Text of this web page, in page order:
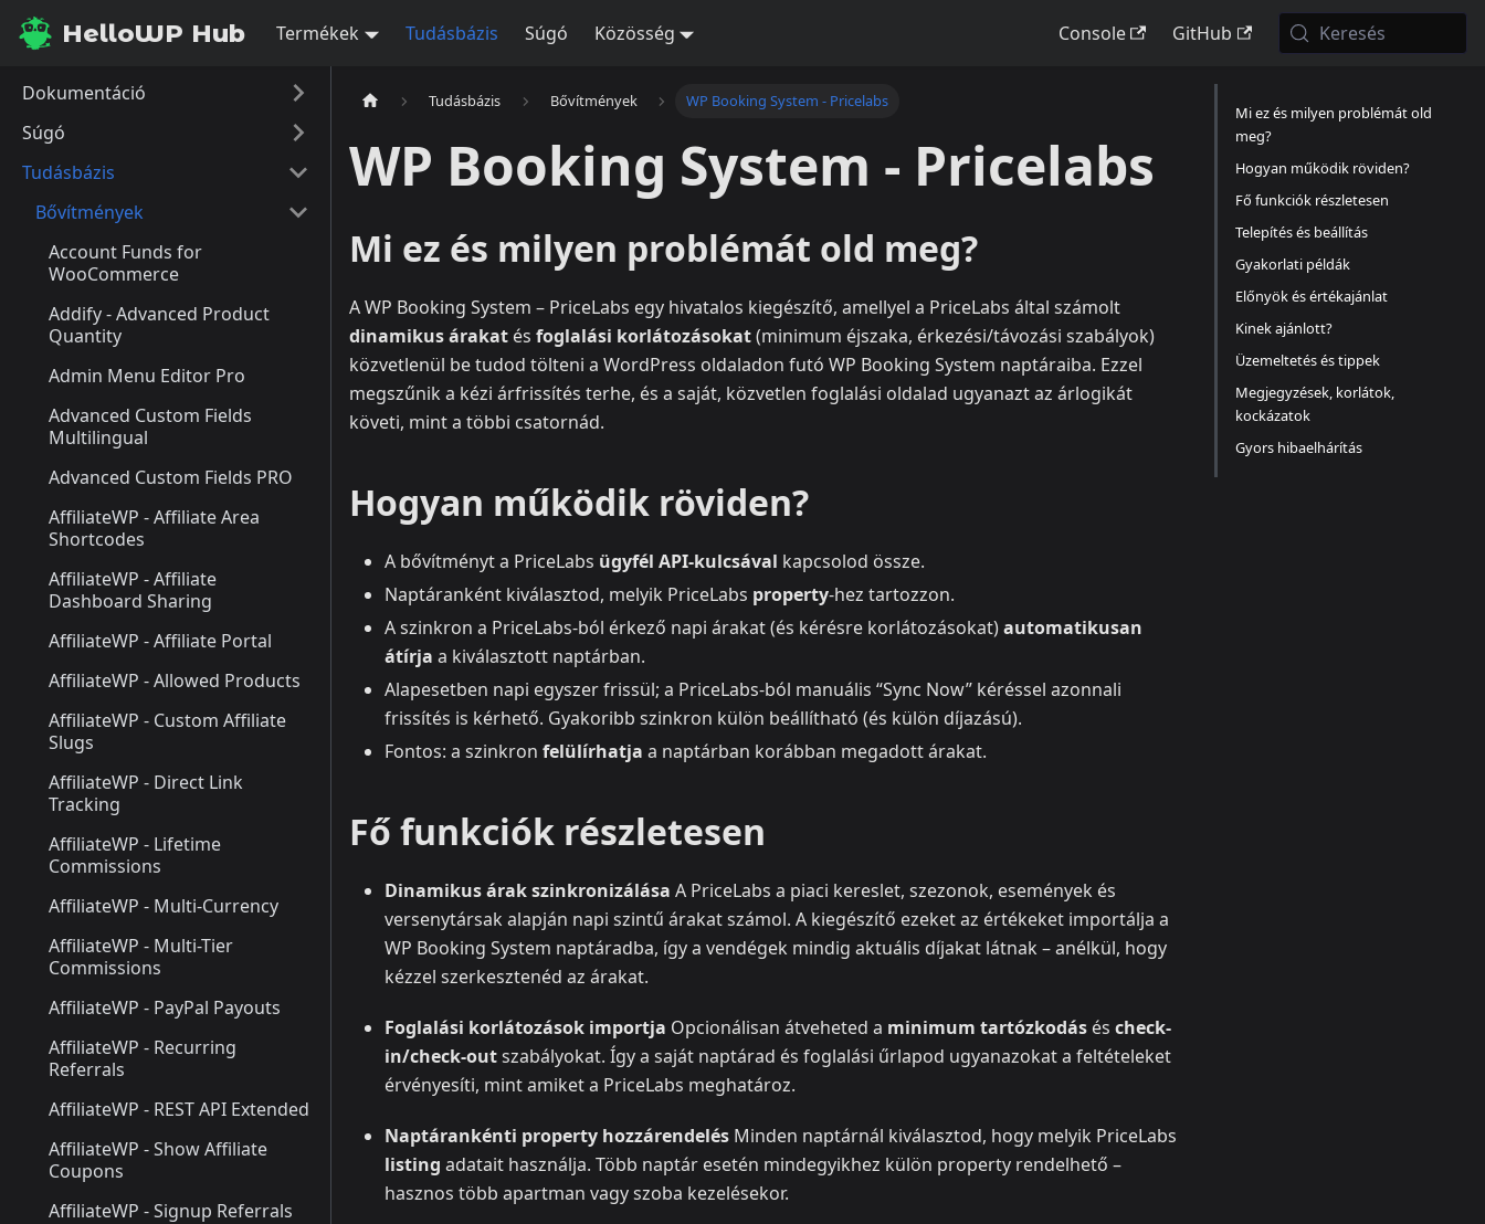
HelloWP Hub Termékek Tudásbázis Súgó Közösség Console GitHub Keresés
Dokumentáció
Súgó
Tudásbázis
Bővítmények
Account Funds for
WooCommerce
Addify - Advanced Product
Quantity
Admin Menu Editor Pro
Advanced Custom Fields
Multilingual
Advanced Custom Fields PRO
AffiliateWP - Affiliate Area
Shortcodes
AffiliateWP - Affiliate
Dashboard Sharing
AffiliateWP - Affiliate Portal
AffiliateWP - Allowed Products
AffiliateWP - Custom Affiliate
Slugs
AffiliateWP - Direct Link
Tracking
AffiliateWP - Lifetime
Commissions
AffiliateWP - Multi-Currency
AffiliateWP - Multi-Tier
Commissions
AffiliateWP - PayPal Payouts
AffiliateWP - Recurring
Referrals
AffiliateWP - REST API Extended
AffiliateWP - Show Affiliate
Coupons
AffiliateWP - Signup Referrals
Tudásbázis Bővítmények WP Booking System - Pricelabs
WP Booking System - Pricelabs
Mi ez és milyen problémát old meg?
A WP Booking System – PriceLabs egy hivatalos kiegészítő, amellyel a PriceLabs által számolt
dinamikus árakat és foglalási korlátozásokat(minimum éjszaka, érkezési/távozási szabályok)
közvetlenül be tudod tölteni a WordPress oldaladon futó WP Booking System naptáraiba. Ezzel
megszűnik a kézi árfrissítés terhe, és a saját, közvetlen foglalási oldalad ugyanazt az árlogikát
követi, mint a többi csatornád.
Hogyan működik röviden?
A bővítményt a PriceLabs ügyfél API‑kulcsával kapcsolod össze.
Naptáranként kiválasztod, melyik PriceLabs property-hez tartozzon.
A szinkron a PriceLabs-ból érkező napi árakat (és kérésre korlátozásokat)automatikusan
átírja a kiválasztott naptárban.
Alapesetben napi egyszer frissül; a PriceLabs-ból manuális “Sync Now” kéréssel azonnali
frissítés is kérhető. Gyakoribb szinkron külön beállítható (és külön díjazású).
Fontos: a szinkron felülírhatja a naptárban korábban megadott árakat.
Fő funkciók részletesen
Dinamikus árak szinkronizálása A PriceLabs a piaci kereslet, szezonok, események és
versenytársak alapján napi szintű árakat számol. A kiegészítő ezeket az értékeket importálja a
WP Booking System naptáradba, így a vendégek mindig aktuális díjakat látnak – anélkül, hogy
kézzel szerkesztenéd az árakat.
Foglalási korlátozások importja Opcionálisan átveheted a minimum tartózkodás és check-
in/check-outszabályokat. Így a saját naptárad és foglalási űrlapod ugyanazokat a feltételeket
érvényesíti, mint amiket a PriceLabs meghatároz.
Naptárankénti property hozzárendelés Minden naptárnál kiválasztod, hogy melyik PriceLabs
listing adatait használja. Több naptár esetén mindegyikhez külön property rendelhető –
hasznos több apartman vagy szoba kezelésekor.
Mi ez és milyen problémát old
meg?
Hogyan működik röviden?
Fő funkciók részletesen
Telepítés és beállítás
Gyakorlati példák
Előnyök és értékajánlat
Kinek ajánlott?
Üzemeltetés és tippek
Megjegyzések, korlátok,
kockázatok
Gyors hibaelhárítás